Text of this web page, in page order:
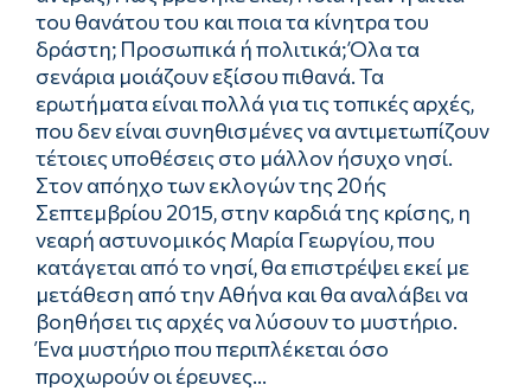
του θανάτου του και ποια τα κίνητρα του
δράστη; Προσωπικά ή πολιτικά; Όλα τα
σενάρια μοιάζουν εξίσου πιθανά. Τα
ερωτήματα είναι πολλά για τις τοπικές αρχές,
που δεν είναι συνηθισμένες να αντιμετωπίζουν
τέτοιες υποθέσεις στο μάλλον ήσυχο νησί.
Στον απόηχο των εκλογών της 20ής
Σεπτεμβρίου 2015, στην καρδιά της κρίσης, η
νεαρή αστυνομικός Μαρία Γεωργίου, που
κατάγεται από το νησί, θα επιστρέψει εκεί με
μετάθεση από την Αθήνα και θα αναλάβει να
βοηθήσει τις αρχές να λύσουν το μυστήριο.
Ένα μυστήριο που περιπλέκεται όσο
προχωρούν οι έρευνες...